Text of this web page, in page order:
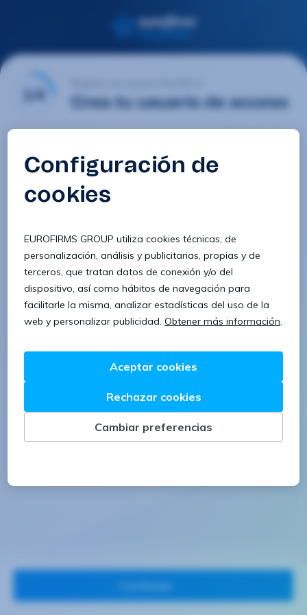
1/4 Crea tu usuario de acceso
Contraseña
Confirmar contraseña
8 caracteres 1 letra minúscula
1 letra mayúscula 1 número